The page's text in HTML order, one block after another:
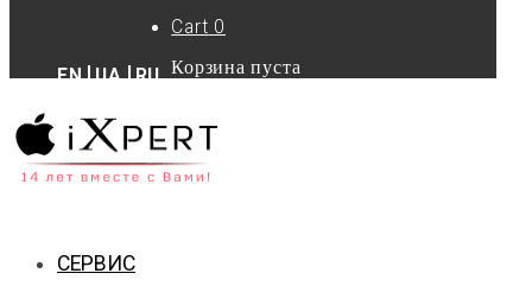
EN UA RU
Cart 0
Корзина пуста
СЕРВИС